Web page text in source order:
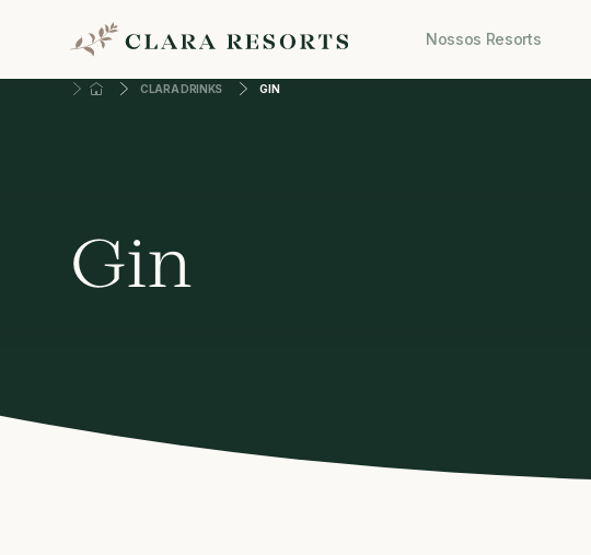
Nossos Resorts
CLARA DRINKS GIN
Gin